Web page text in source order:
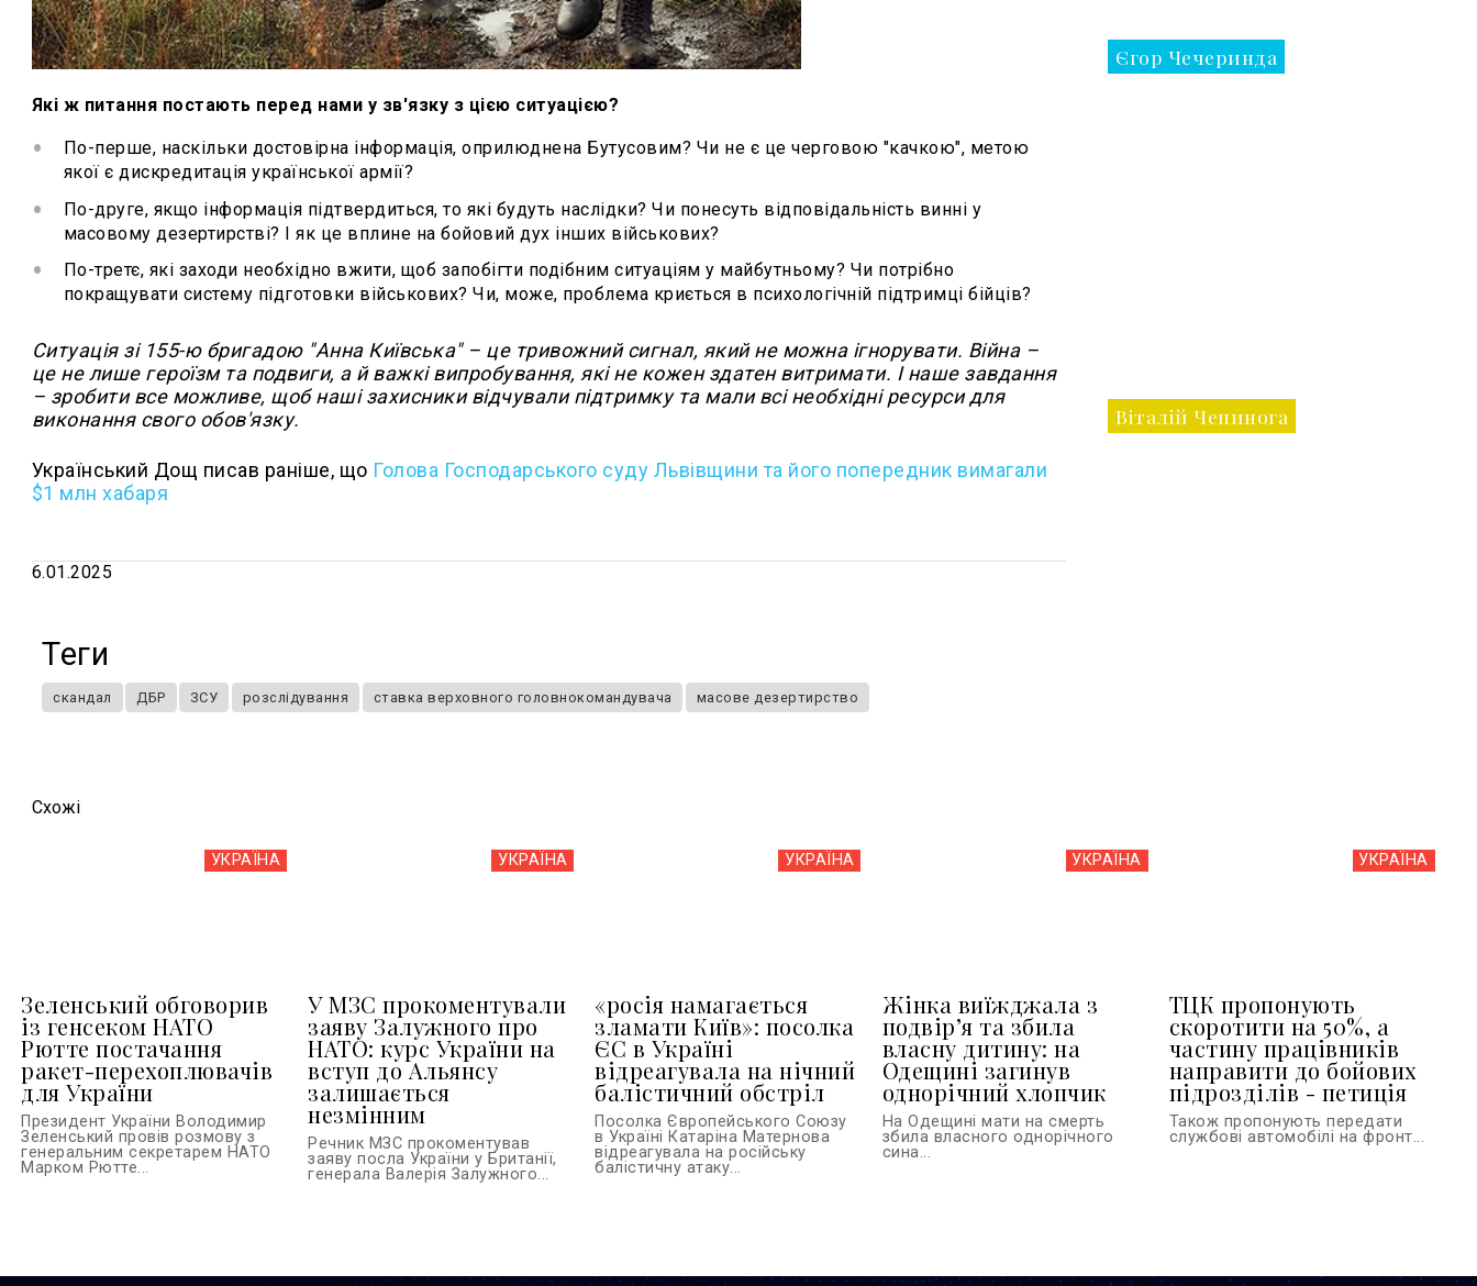
Які ж питання постають перед нами у зв'язку з цією ситуацією?
По-перше, наскільки достовірна інформація, оприлюднена Бутусовим? Чи не є це черговою "качкою", метою
якої є дискредитація української армії?
По-друге, якщо інформація підтвердиться, то які будуть наслідки? Чи понесуть відповідальність винні у
масовому дезертирстві? І як це вплине на бойовий дух інших військових?
По-третє, які заходи необхідно вжити, щоб запобігти подібним ситуаціям у майбутньому? Чи потрібно
покращувати систему підготовки військових? Чи, може, проблема криється в психологічній підтримці бійців?
Ситуація зі 155-ю бригадою "Анна Київська" – це тривожний сигнал, який не можна ігнорувати. Війна –
це не лише героїзм та подвиги, а й важкі випробування, які не кожен здатен витримати. І наше завдання
– зробити все можливе, щоб наші захисники відчували підтримку та мали всі необхідні ресурси для
виконання свого обов'язку.
Український Дощ писав раніше, що Голова Господарського суду Львівщини та його попередник вимагали
$1 млн хабаря
6.01.2025
Теги
скандал ДБР ЗСУ розслідування ставка верховного головнокомандувача масове дезертирство
Єгор Чечеринда
Віталій Чепинога
Схожi
УКРАЇНА
Зеленський обговорив
із генсеком НАТО
Рютте постачання
ракет-перехоплювачів
для України
Президент України Володимир
Зеленський провів розмову з
генеральним секретарем НАТО
Марком Рютте...
УКРАЇНА
У МЗС прокоментували
заяву Залужного про
НАТО: курс України на
вступ до Альянсу
залишається
незмінним
Речник МЗС прокоментував
заяву посла України у Британії,
генерала Валерія Залужного...
УКРАЇНА
«росія намагається
зламати Київ»: посолка
ЄС в Україні
відреагувала на нічний
балістичний обстріл
Посолка Європейського Союзу
в Україні Катаріна Матернова
відреагувала на російську
балістичну атаку...
УКРАЇНА
Жінка виїжджала з
подвір’я та збила
власну дитину: на
Одещині загинув
однорічний хлопчик
На Одещині мати на смерть
збила власного однорічного
сина...
УКРАЇНА
ТЦК пропонують
скоротити на 50%, а
частину працівників
направити до бойових
підрозділів - петиція
Також пропонують передати
службові автомобілі на фронт...